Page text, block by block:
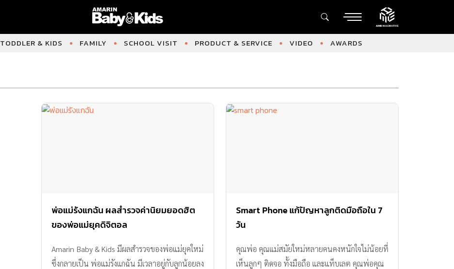
TODDLER & KIDS FAMILY SCHOOL VISIT PRODUCT & SERVICE VIDEO AWARDS
พ่อแม่รังแกฉัน ผลสำรวจค่านิยมยอดฮิต
ของพ่อแม่ยุคดิจิตอล
Amarin Baby & Kids มีผลสำรวจของพ่อแม่ยุคใหม่
ซึ่งกลายเป็น พ่อแม่รังแกฉัน มีเวลาอยู่กับลูกน้อยลง
Smart Phone แก้ปัญหาลูกติดมือถือใน 7
วัน
คุณพ่อ คุณแม่สมัยใหม่หลายคนคงหนักใจไม่น้อยที่
เห็นลูกๆ ติดจอ ทั้งมือถือ และแท็บเลต คุณพ่อคุณ